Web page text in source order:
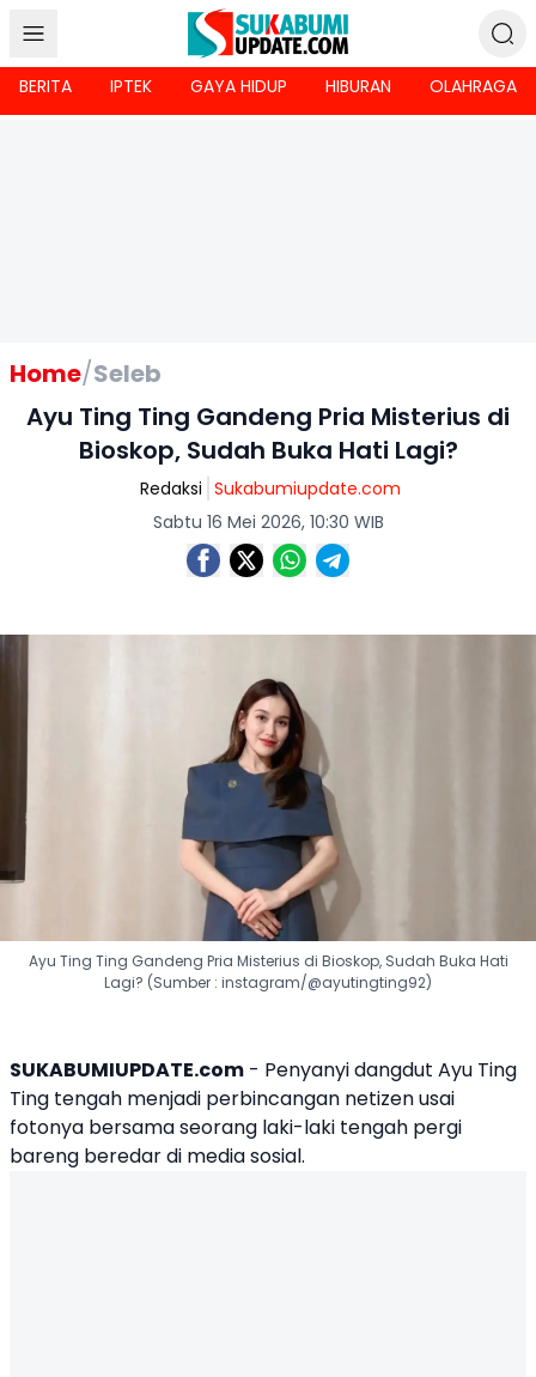
BERITA IPTEK GAYA HIDUP HIBURAN OLAHRAGA
Home/Seleb
Ayu Ting Ting Gandeng Pria Misterius di
Bioskop, Sudah Buka Hati Lagi?
Redaksi Sukabumiupdate.com
Sabtu 16 Mei 2026, 10:30 WIB
Ayu Ting Ting Gandeng Pria Misterius di Bioskop, Sudah Buka Hati
Lagi? (Sumber : instagram/@ayutingting92)
SUKABUMIUPDATE.com - Penyanyi dangdut Ayu Ting
Ting tengah menjadi perbincangan netizen usai
fotonya bersama seorang laki-laki tengah pergi
bareng beredar di media sosial.